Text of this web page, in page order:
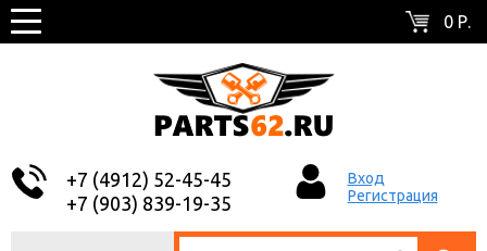
0 Р.
+7 (4912) 52-45-45
+7 (903) 839-19-35
Вход
Регистрация